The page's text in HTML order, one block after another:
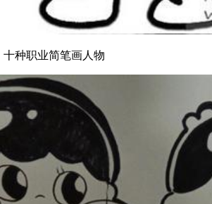
十种职业简笔画人物